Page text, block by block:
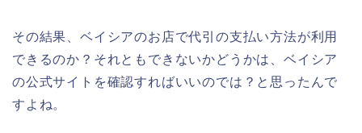
その結果、ベイシアのお店で代引の支払い方法が利用
できるのか？それともできないかどうかは、ベイシア
の公式サイトを確認すればいいのでは？と思ったんで
すよね。